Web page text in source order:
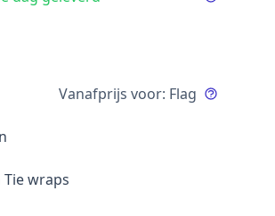
Vanafprijs voor: Flag
wraps